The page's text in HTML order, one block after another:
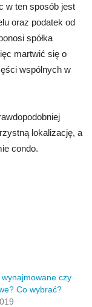
w ten sposób jest
oraz podatek od
spółka
martwić się o
wspólnych w
lokalizację, a
condo.
czy
Co wybrać?